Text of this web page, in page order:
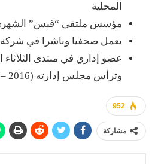
المحلية
مؤسس ملتقى “قبس”
يعمل صحفيا وناشرا في شركة
وترأس مجلس إدارته (2016 – 2017م)
952
مشاركة